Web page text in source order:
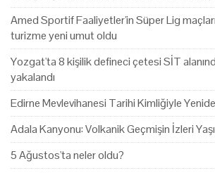
Amed Sportif Faaliyetler'in Süper Lig
turizme yeni umut oldu
Yozgat'ta 8 kişilik defineci çetesi SİT
yakalandı
Edirne Mevlevihanesi Tarihi Kimliğiyle
Adala Kanyonu: Volkanik Geçmişin İzleri
5 Ağustos'ta neler oldu?